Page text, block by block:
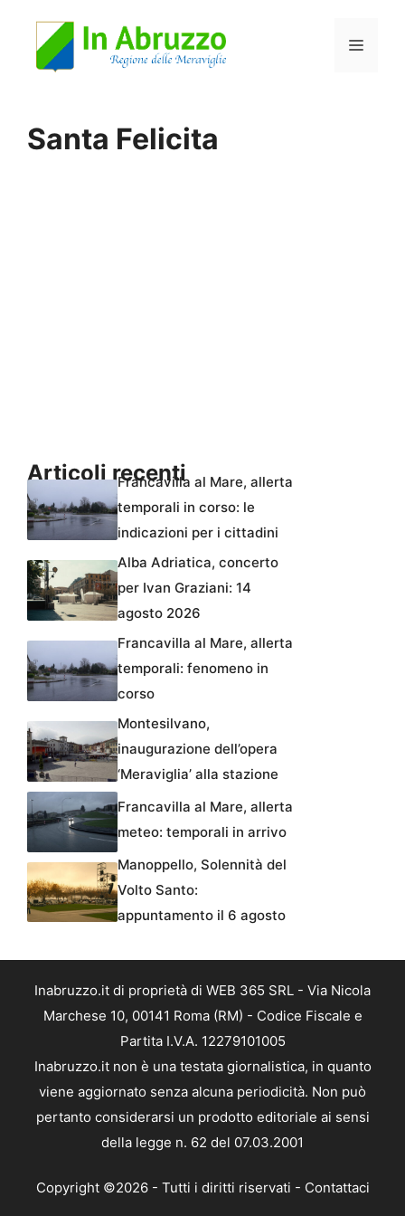
Menu
Santa Felicita
Articoli recentiFrancavilla al Mare, allerta
temporali in corso: le
indicazioni per i cittadini
Alba Adriatica, concerto
per Ivan Graziani: 14
agosto 2026
Francavilla al Mare, allerta
temporali: fenomeno in
corso
Montesilvano,
inaugurazione dell’opera
‘Meraviglia’ alla stazione
Francavilla al Mare, allerta
meteo: temporali in arrivo
Manoppello, Solennità del
Volto Santo:
appuntamento il 6 agosto
Inabruzzo.it di proprietà di WEB 365 SRL - Via Nicola
Marchese 10, 00141 Roma (RM) - Codice Fiscale e
Partita I.V.A. 12279101005
Inabruzzo.it non è una testata giornalistica, in quanto
viene aggiornato senza alcuna periodicità. Non può
pertanto considerarsi un prodotto editoriale ai sensi
della legge n. 62 del 07.03.2001
Copyright ©2026 - Tutti i diritti riservati - Contattaci